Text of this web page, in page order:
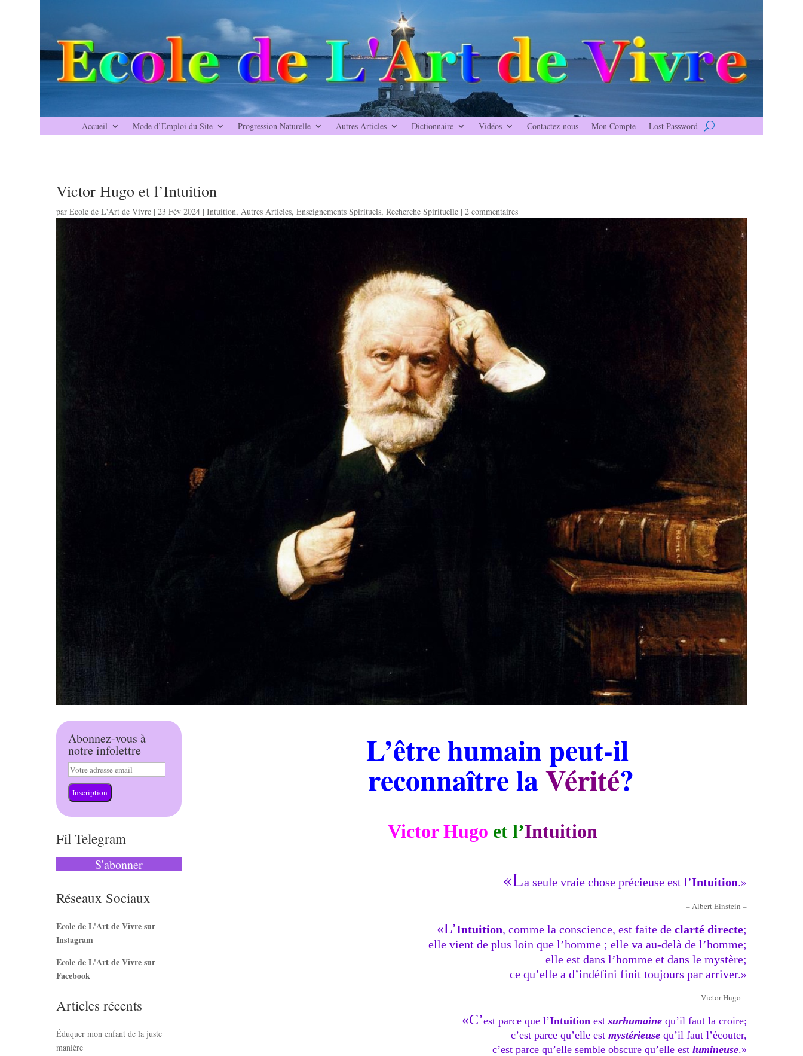
Accueil Mode d’Emploi du Site Progression Naturelle Autres Articles Dictionnaire Vidéos Contactez-nous Mon Compte Lost Password
Victor Hugo et l’Intuition
parEcole de L'Art de Vivre |23 Fév 2024 |Intuition,Autres Articles,Enseignements Spirituels,Recherche Spirituelle |2 commentaires
Abonnez-vous à
notre infolettre
Inscription
Fil Telegram
S'abonner
Réseaux Sociaux
Ecole de L'Art de Vivre sur
Instagram
Ecole de L'Art de Vivre sur
Facebook
Articles récents
Éduquer mon enfant de la juste
manière
L’être humain peut-il
reconnaîtrelaVérité?
Victor Hugo et l’Intuition
«La seule vraie chose précieuse est l’Intuition.»
– Albert Einstein –
«L’Intuition, comme la conscience, est faite de clarté directe;
elle vient de plus loin que l’homme ; elle va au-delà de l’homme;
elle est dans l’homme et dans le mystère;
ce qu’elle a d’indéfini finit toujours par arriver.»
– Victor Hugo –
«C’est parce que l’Intuition est surhumainequ’il faut la croire;
c’est parce qu’elle est mystérieusequ’il faut l’écouter,
c’est parce qu’elle semble obscure qu’elle est lumineuse.»